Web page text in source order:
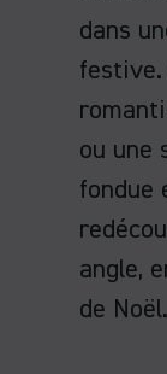
dans
festive.
ou une
fondue
angle,
de Noël.